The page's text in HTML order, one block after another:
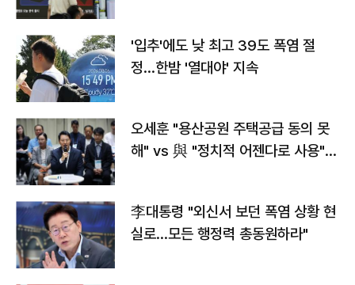
'입추'에도 낮 최고 39도 폭염 절
정…한밤 '열대야' 지속
오세훈 "용산공원 주택공급 동의 못
해" vs 與 "정치적 어젠다로 사용"
李대통령 "외신서 보던 폭염 상황 현
실로…모든 행정력 총동원하라"